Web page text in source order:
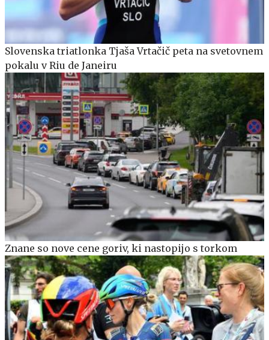
Slovenska triatlonka Tjaša Vrtačič peta na svetovnem
pokalu v Riu de Janeiru
Znane so nove cene goriv, ki nastopijo s torkom